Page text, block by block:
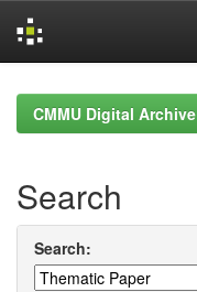
navigationCMMU Digital Archive
Search
Search: